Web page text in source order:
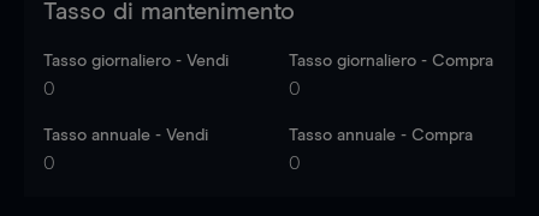
Tasso di mantenimento
Tasso giornaliero - Vendi
0
Tasso giornaliero - Compra
0
Tasso annuale - Vendi
0
Tasso annuale - Compra
0